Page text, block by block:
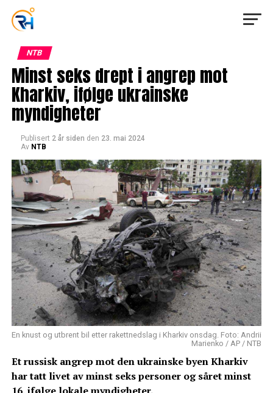
NTB
Minst seks drept i angrep mot
Kharkiv, ifølge ukrainske
myndigheter
Publisert 2 år siden den 23. mai 2024
Av NTB
En knust og utbrent bil etter rakettnedslag i Kharkiv onsdag. Foto: Andrii
Marienko / AP / NTB
Et russisk angrep mot den ukrainske byen Kharkiv
har tatt livet av minst seks personer og såret minst